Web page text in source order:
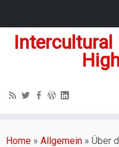
Intercultural
Home » Allgemein » Über